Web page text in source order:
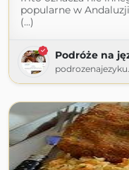
popularne w
(...)
Podróże na